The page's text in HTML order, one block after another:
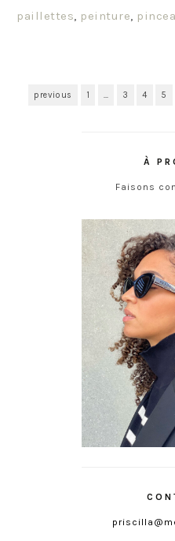
paillettes, peinture,
previous 1 … 3 4 5
À
Faisons